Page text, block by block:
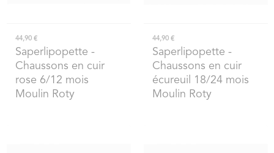
44,90 €
Saperlipopette -
Chaussons en cuir
rose 6/12 mois
Moulin Roty
44,90 €
Saperlipopette -
Chaussons en cuir
écureuil 18/24 mois
Moulin Roty